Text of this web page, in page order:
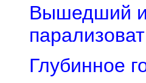
Вышедший
Глубинное